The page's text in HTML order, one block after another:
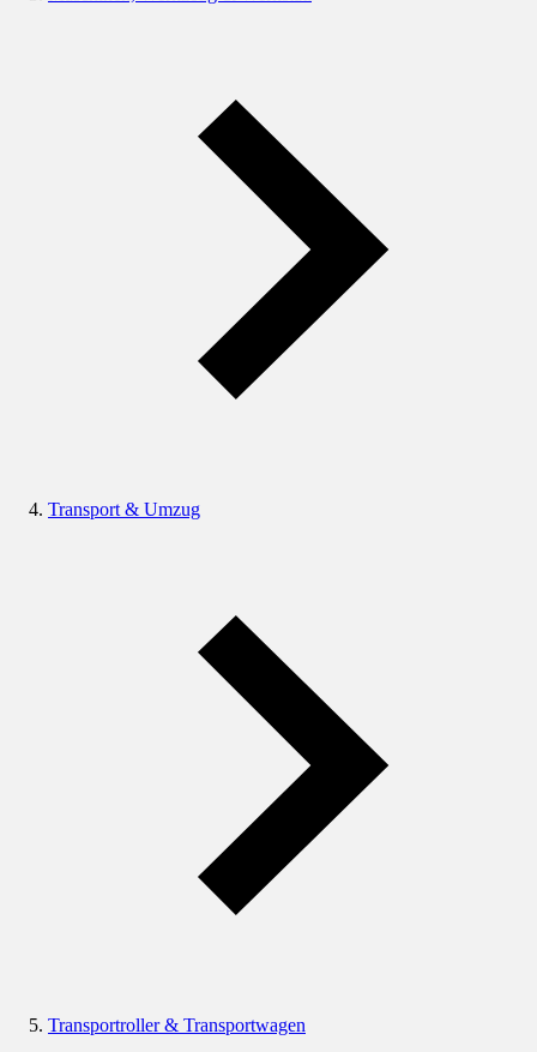
Transport & Umzug
Transportroller & Transportwagen